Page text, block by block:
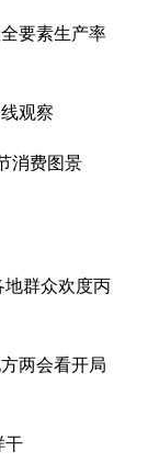
要素生产率
观察
消费图景
群众欢度丙
两会看开局
干